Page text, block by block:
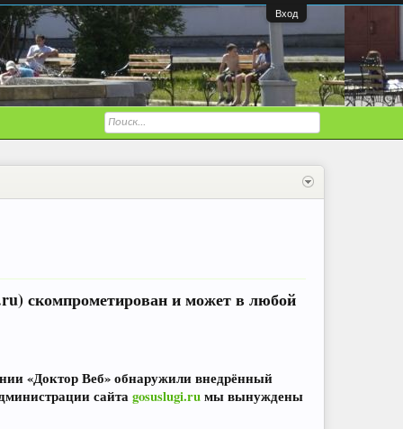
Вход
скомпрометирован и может в любой
«Доктор Веб» обнаружили внедрённый
сайтаgosuslugi.ruмы вынуждены